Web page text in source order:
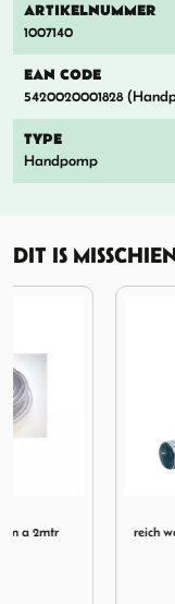
ARTIKELNUMMER
1007140
EAN CODE
5420020001828
TYPE
Handpomp
DIT IS
reich waterkraan style